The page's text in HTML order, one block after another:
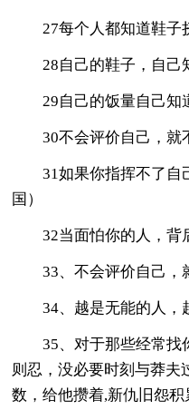
27每个人都知道鞋子
28自己的鞋子，自己
29自己的饭量自己知
30不会评价自己，就
31如果你指挥不了自
国）
32当面怕你的人，背
33、不会评价自己，
34、越是无能的人，
35、对于那些经常找
则忍，没必要时刻与莽夫
数，给他攒着,新仇旧怨